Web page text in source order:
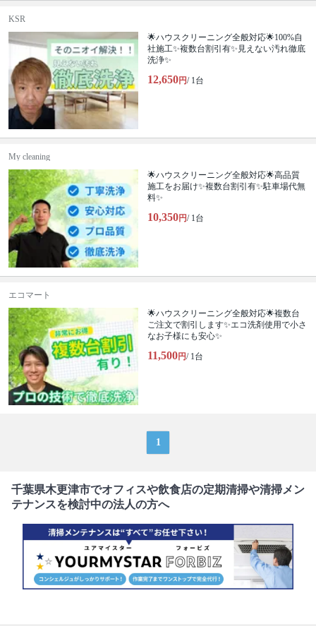
KSR
🌟ハウスクリーニング全般対応🌟100%自
社施工✨複数台割引有✨見えない汚れ徹底
洗浄✨
12,650円/ 1台
My cleaning
🌟ハウスクリーニング全般対応🌟高品質
施工をお届け✨複数台割引有✨駐車場代無
料✨
10,350円/ 1台
エコマート
🌟ハウスクリーニング全般対応🌟複数台
ご注文で割引します✨エコ洗剤使用で小さ
なお子様にも安心✨
11,500円/ 1台
1
千葉県木更津市でオフィスや飲食店の定期清掃や清掃メン
テナンスを検討中の法人の方へ